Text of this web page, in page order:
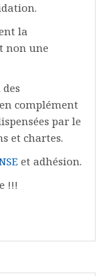
la
non une
complément
par le
et chartes.
et adhésion.
!!!